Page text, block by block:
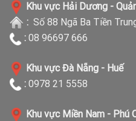
Khu vực Hải Dương -
: Số 88 Ngã Ba Tiền
: 08 96697 666
Khu vực Đà Nẵng - Huế
: 0978 21 5558
Khu vực Miền Nam - Phú